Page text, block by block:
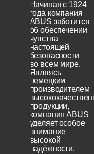
Начиная с 1924
года компания
ABUS заботится
об обеспечении
чувства
настоящей
безопасности
во всем мире.
Являясь
немецким
производителем
продукции,
компания ABUS
уделяет особое
внимание
высокой
надёжности,